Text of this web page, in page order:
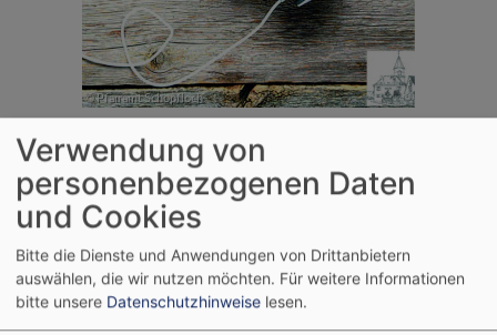
Verwendung von
personenbezogenen Daten
und Cookies
Bitte die Dienste und Anwendungen von Drittanbietern
auswählen, die wir nutzen möchten. Für weitere Informationen
bitte unsere Datenschutzhinweise lesen.